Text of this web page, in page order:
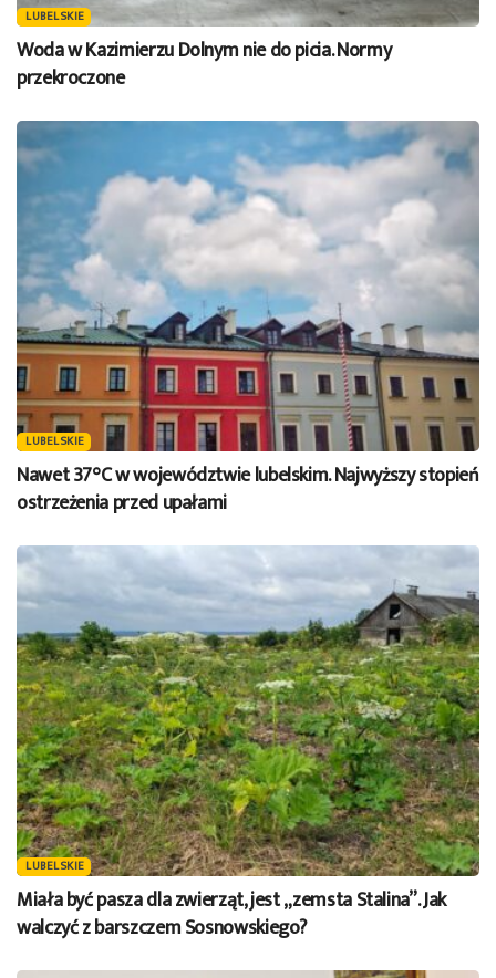
LUBELSKIE
Woda w Kazimierzu Dolnym nie do picia. Normy
przekroczone
LUBELSKIE
Nawet 37°C w województwie lubelskim. Najwyższy stopień
ostrzeżenia przed upałami
LUBELSKIE
Miała być pasza dla zwierząt, jest „zemsta Stalina”. Jak
walczyć z barszczem Sosnowskiego?